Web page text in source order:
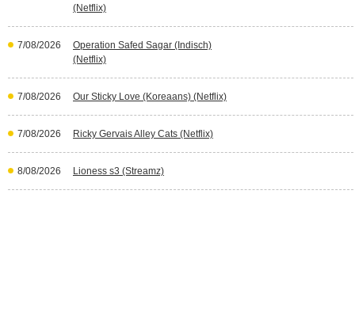
(Netflix)
7/08/2026
Operation Safed Sagar (Indisch)
(Netflix)
7/08/2026 Our Sticky Love (Koreaans) (Netflix)
7/08/2026 Ricky Gervais Alley Cats (Netflix)
8/08/2026 Lioness s3 (Streamz)